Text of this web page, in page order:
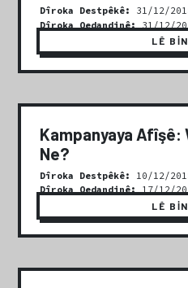
Dîroka Destpêkê:
31/12/
Dîroka Qedandinê:
31/12/
LÊ
Kampanyaya Afîşê:
Ne?
Dîroka Destpêkê:
10/12/
Dîroka Qedandinê:17/12/
LÊ